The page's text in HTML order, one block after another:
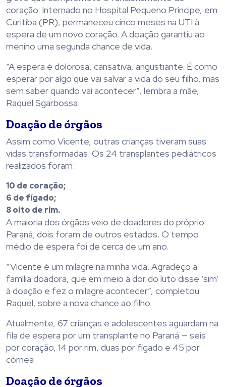
coração. Internado no Hospital Pequeno Príncipe, em
Curitiba (PR), permaneceu cinco meses na UTI à
espera de um novo coração. A doação garantiu ao
menino uma segunda chance de vida.
“A espera é dolorosa, cansativa, angustiante. É como
esperar por algo que vai salvar a vida do seu filho, mas
sem saber quando vai acontecer”, lembra a mãe,
Raquel Sgarbossa.
Doação de órgãos
Assim como Vicente, outras crianças tiveram suas
vidas transformadas. Os 24 transplantes pediátricos
realizados foram:
10 de coração;
6 de fígado;
8 oito de rim.
A maioria dos órgãos veio de doadores do próprio
Paraná; dois foram de outros estados. O tempo
médio de espera foi de cerca de um ano.
“Vicente é um milagre na minha vida. Agradeço à
família doadora, que em meio à dor do luto disse ‘sim’
à doação e fez o milagre acontecer”, completou
Raquel, sobre a nova chance ao filho.
Atualmente, 67 crianças e adolescentes aguardam na
fila de espera por um transplante no Paraná — seis
por coração, 14 por rim, duas por fígado e 45 por
córnea.
Doação de órgãos